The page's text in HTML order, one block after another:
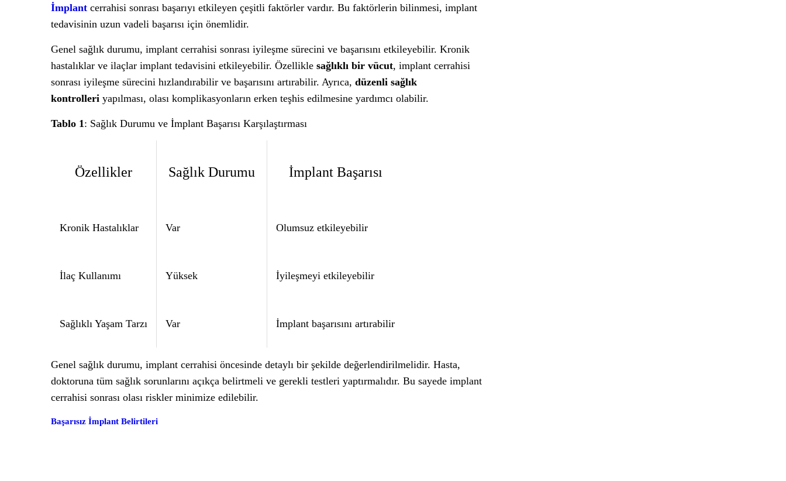
İmplant cerrahisi sonrası başarıyı etkileyen çeşitli faktörler vardır. Bu faktörlerin bilinmesi, implant
tedavisinin uzun vadeli başarısı için önemlidir.
Genel sağlık durumu, implant cerrahisi sonrası iyileşme sürecini ve başarısını etkileyebilir. Kronik
hastalıklar ve ilaçlar implant tedavisini etkileyebilir. Özellikle sağlıklı bir vücut, implant cerrahisi
sonrası iyileşme sürecini hızlandırabilir ve başarısını artırabilir. Ayrıca, düzenli sağlık
kontrolleri yapılması, olası komplikasyonların erken teşhis edilmesine yardımcı olabilir.
Tablo 1 : Sağlık Durumu ve İmplant Başarısı Karşılaştırması
Özellikler Sağlık Durumu İmplant Başarısı
Kronik Hastalıklar Var Olumsuz etkileyebilir
İlaç Kullanımı Yüksek İyileşmeyi etkileyebilir
Sağlıklı Yaşam Tarzı Var İmplant başarısını artırabilir
Genel sağlık durumu, implant cerrahisi öncesinde detaylı bir şekilde değerlendirilmelidir. Hasta,
doktoruna tüm sağlık sorunlarını açıkça belirtmeli ve gerekli testleri yaptırmalıdır. Bu sayede implant
cerrahisi sonrası olası riskler minimize edilebilir.
Başarısız İmplant Belirtileri